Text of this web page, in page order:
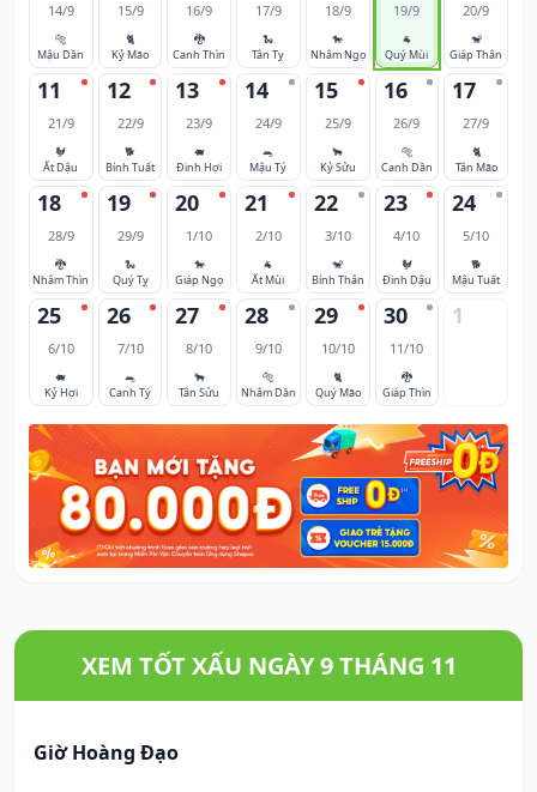
14/9
🐅
Mậu Dần
15/9
🐈
Kỷ Mão
16/9
🐉
Canh Thìn
17/9
🐍
Tân Tỵ
18/9
🐎
Nhâm Ngọ
19/9
🐐
Quý Mùi
20/9
🐒
Giáp Thân
11
21/9
🐓
Ất Dậu
12
22/9
🐕
Bính Tuất
13
23/9
🐖
Đinh Hợi
14
24/9
🐀
Mậu Tý
15
25/9
🐂
Kỷ Sửu
16
26/9
🐅
Canh Dần
17
27/9
🐈
Tân Mão
18
28/9
🐉
Nhâm Thìn
19
29/9
🐍
Quý Tỵ
20
1/10
🐎
Giáp Ngọ
21
2/10
🐐
Ất Mùi
22
3/10
🐒
Bính Thân
23
4/10
🐓
Đinh Dậu
24
5/10
🐕
Mậu Tuất
25
6/10
🐖
Kỷ Hợi
26
7/10
🐀
Canh Tý
27
8/10
🐂
Tân Sửu
28
9/10
🐅
Nhâm Dần
29
10/10
🐈
Quý Mão
30
11/10
🐉
Giáp Thìn
1
XEM TỐT XẤU NGÀY 9 THÁNG 11
Giờ Hoàng Đạo